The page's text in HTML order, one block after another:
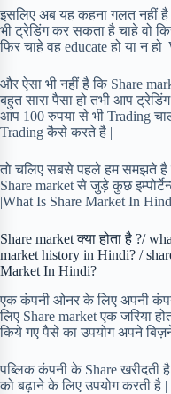
इसलिए अब यह कहना गलत नहीं
भी ट्रेडिंग कर सकता है चाहे वो
फिर चाहे वह educate हो या न
और ऐसा भी नहीं है कि Share
बहुत सारा पैसा हो तभी आप
आप 100 रुपया से भी Trading
Trading कैसे करते है |
तो चलिए सबसे पहले हम समझते है
Share market से जुड़े कुछ
|What Is Share Market In
Share market क्या होता है ?/
market history in Hindi? /
Market In Hindi?
एक कंपनी ओनर के लिए अपनी
लिए Share market एक जरिया
किये गए पैसे का उपयोग अपने
पब्लिक कंपनी के Share
को बढ़ाने के लिए उपयोग करती है |